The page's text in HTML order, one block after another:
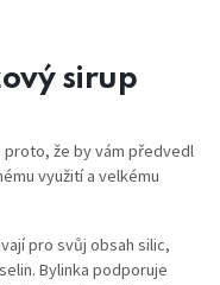
sirup
proto, že by vám předvedl
využití a velkému
pro svůj obsah silic,
Bylinka podporuje